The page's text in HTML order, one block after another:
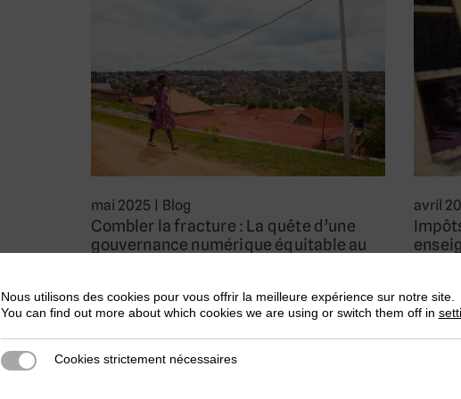
mai 2025 | Blog
Combler la fracture : La quête d’une
gouvernance numérique équitable au
par Elizabeth Bermeo & Fabrizio Santoro
Au Rwanda, IremboGov transforme l’accès
aux services essentiels, mais plusieurs
obstacles subsistent….
avril
par Avi
Le
John
son
Nous utilisons des cookies pour vous offrir la meilleure expérience sur notre site.
You can find out more about which cookies we are using or switch them off in
Cookies strictement nécessaires
Cookies strictement nécessaires